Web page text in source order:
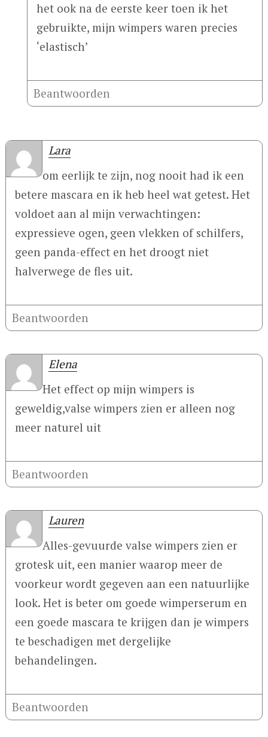
het ook na de eerste keer toen ik het
gebruikte, mijn wimpers waren precies
‘elastisch’
Beantwoorden
Lara
om eerlijk te zijn, nog nooit had ik een
betere mascara en ik heb heel wat getest. Het
voldoet aan al mijn verwachtingen:
expressieve ogen, geen vlekken of schilfers,
geen panda-effect en het droogt niet
halverwege de fles uit.
Beantwoorden
Elena
Het effect op mijn wimpers is
geweldig,valse wimpers zien er alleen nog
meer naturel uit
Beantwoorden
Lauren
Alles-gevuurde valse wimpers zien er
grotesk uit, een manier waarop meer de
voorkeur wordt gegeven aan een natuurlijke
look. Het is beter om goede wimperserum en
een goede mascara te krijgen dan je wimpers
te beschadigen met dergelijke
behandelingen.
Beantwoorden